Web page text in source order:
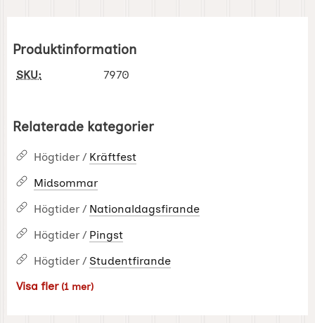
Produktinformation
SKU: 7970
Relaterade kategorier
Högtider / Kräftfest
Midsommar
Högtider / Nationaldagsfirande
Högtider / Pingst
Högtider / Studentfirande
Visa fler (1 mer)